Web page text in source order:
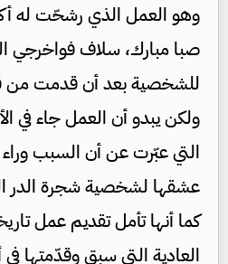
وهو العمل الذي رشحّت له
صبا مبارك، سلاف فواخرجي
للشخصية بعد أن قدمت من
ولكن يبدو أن العمل جاء في
التي عبّرت عن أن السبب وراء
عشقها لشخصية شجرة الدر
كما أنها تأمل تقديم عمل
العادية التي سبق وقدّمتها